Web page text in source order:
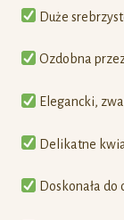
Duże
Ozdobna
Elegancki,
Delikatne
Doskonała